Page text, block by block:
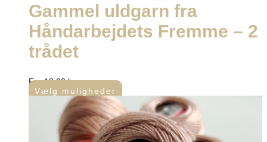
Gammel uldgarn fra
Håndarbejdets Fremme – 2
trådet
Fra18,00kr.
Vælg muligheder